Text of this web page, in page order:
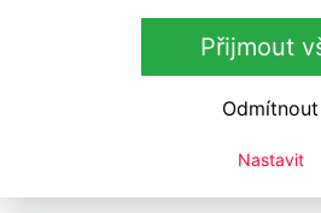
Přijmout
Odmítnout
Nastavit
Exkluzivní olej
MAN - Pre-Shave
579 Kč s DPH
bez DPH